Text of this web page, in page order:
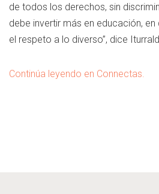
de todos los derechos, sin
debe invertir más en educación,
el respeto a lo diverso”, dice
Continúa leyendo en Connectas.